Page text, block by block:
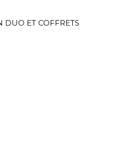
DUO ET COFFRETS